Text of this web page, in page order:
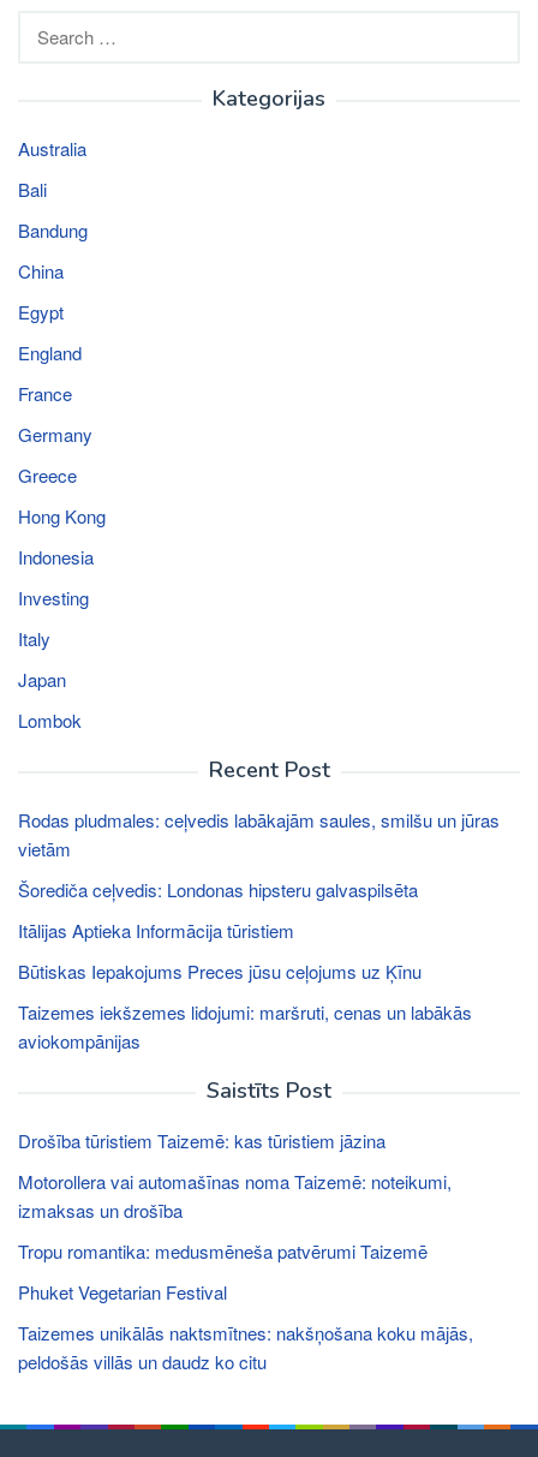
Kategorijas
Australia
Bali
Bandung
China
Egypt
England
France
Germany
Greece
Hong Kong
Indonesia
Investing
Italy
Japan
Lombok
Recent Post
Rodas pludmales: ceļvedis labākajām saules, smilšu un jūras
vietām
Šorediča ceļvedis: Londonas hipsteru galvaspilsēta
Itālijas Aptieka Informācija tūristiem
Būtiskas Iepakojums Preces jūsu ceļojums uz Ķīnu
Taizemes iekšzemes lidojumi: maršruti, cenas un labākās
aviokompānijas
Saistīts Post
Drošība tūristiem Taizemē: kas tūristiem jāzina
Motorollera vai automašīnas noma Taizemē: noteikumi,
izmaksas un drošība
Tropu romantika: medusmēneša patvērumi Taizemē
Phuket Vegetarian Festival
Taizemes unikālās naktsmītnes: nakšņošana koku mājās,
peldošās villās un daudz ko citu